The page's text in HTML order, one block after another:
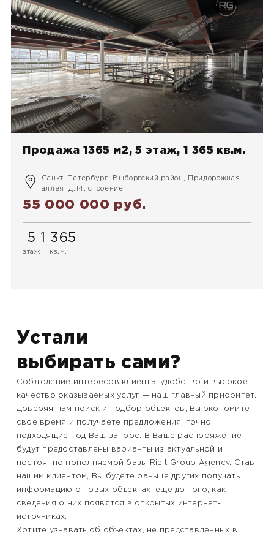
Продажа 1365 м2, 5 этаж, 1 365 кв.м.
Санкт-Петербург, Выборгский район, Придорожная
аллея, д.14, строение 1
55 000 000 руб.
5
этаж
1 365
кв.м.
Устали
выбирать сами?
Соблюдение интересов клиента, удобство и высокое
качество оказываемых услуг — наш главный приоритет.
Доверяя нам поиск и подбор объектов, Вы экономите
свое время и получаете предложения, точно
подходящие под Ваш запрос. В Ваше распоряжение
будут предоставлены варианты из актуальной и
постоянно пополняемой базы Rielt Group Agency. Став
нашим клиентом, Вы будете раньше других получать
информацию о новых объектах, еще до того, как
сведения о них появятся в открытых интернет-
источниках.
Хотите узнавать об объектах, не представленных в